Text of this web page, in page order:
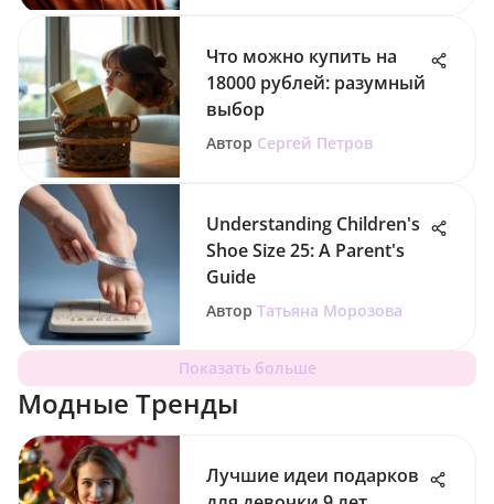
Что можно купить на
18000 рублей: разумный
выбор
Автор Сергей Петров
Understanding Children's
Shoe Size 25: A Parent's
Guide
Автор Татьяна Морозова
Показать больше
Модные Тренды
Лучшие идеи подарков